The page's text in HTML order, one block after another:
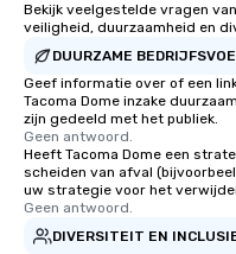
Bekijk veelgestelde vragen
veiligheid, duurzaamheid en
DUURZAME
Geef informatie over of een
Tacoma Dome inzake
zijn gedeeld met het publiek.
Geen antwoord.
Heeft Tacoma Dome een
scheiden van afval
uw strategie voor het
Geen antwoord.
DIVERSITEIT EN